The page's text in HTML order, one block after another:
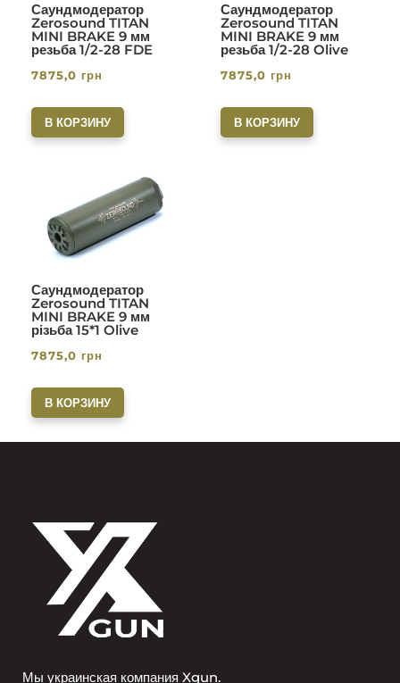
Саундмодератор
Zerosound TITAN
MINI BRAKE 9 мм
резьба 1/2-28 FDE
7875,0 грн
В КОРЗИНУ
Саундмодератор
Zerosound TITAN
MINI BRAKE 9 мм
резьба 1/2-28 Olive
7875,0 грн
В КОРЗИНУ
Саундмодератор
Zerosound TITAN
MINI BRAKE 9 мм
різьба 15*1 Olive
7875,0 грн
В КОРЗИНУ
Мы украинская компания Xgun.